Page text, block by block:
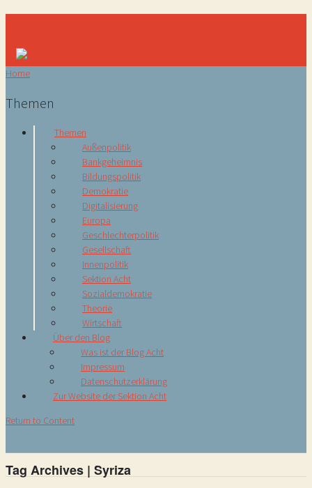
Home
Themen
Themen
Außenpolitik
Bankgeheimnis
Bildungspolitik
Demokratie
Digitalisierung
Europa
Geschlechterpolitik
Gesellschaft
Innenpolitik
Sektion Acht
Sozialdemokratie
Theorie
Wirtschaft
Über den Blog
Was ist der Blog Acht
Impressum
Datenschutzerklärung
Zur Website der Sektion Acht
Return to Content
Tag Archives | Syriza